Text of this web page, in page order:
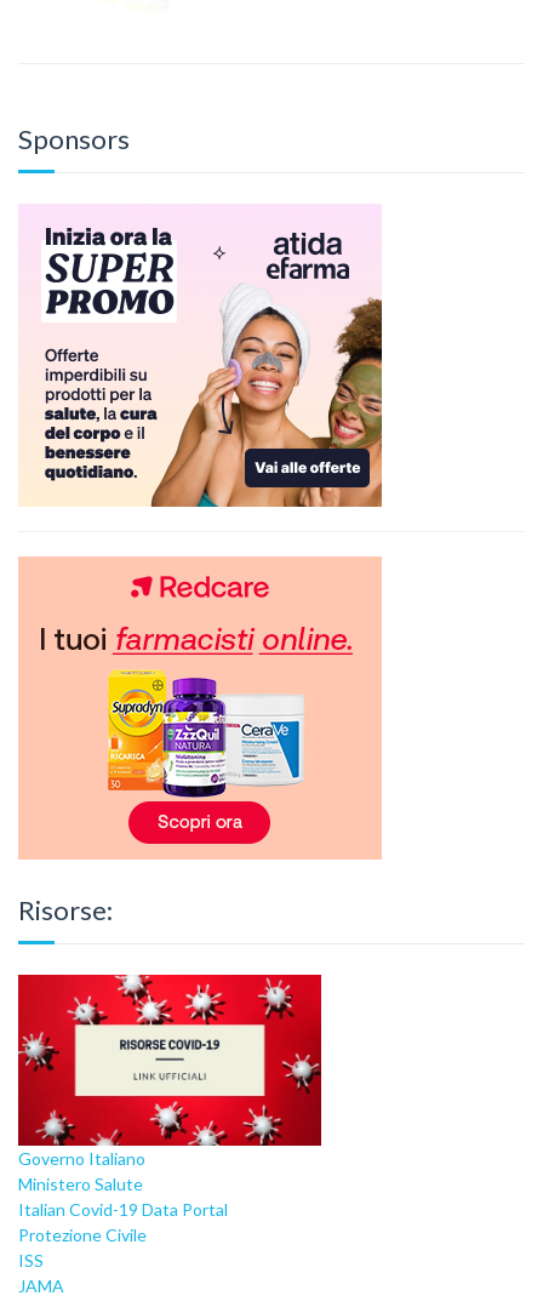
Sponsors
Risorse:
Governo Italiano
Ministero Salute
Italian Covid-19 Data Portal
Protezione Civile
ISS
JAMA